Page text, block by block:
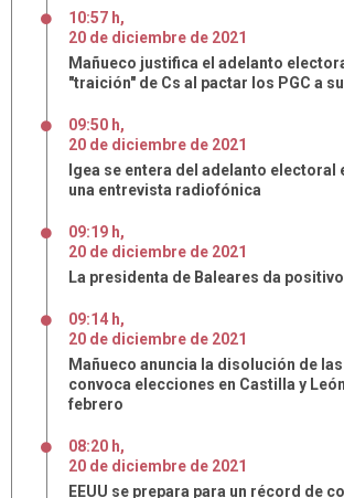
10:57 h,
20 de diciembre de 2021
Mañueco justifica el adelanto
"traición" de Cs al pactar los PGC a
09:50 h,
20 de diciembre de 2021
Igea se entera del adelanto electoral
una entrevista radiofónica
09:19 h,
20 de diciembre de 2021
La presidenta de Baleares da
09:14 h,
20 de diciembre de 2021
Mañueco anuncia la disolución de
convoca elecciones en Castilla y
febrero
08:20 h,
20 de diciembre de 2021
EEUU se prepara para un récord de